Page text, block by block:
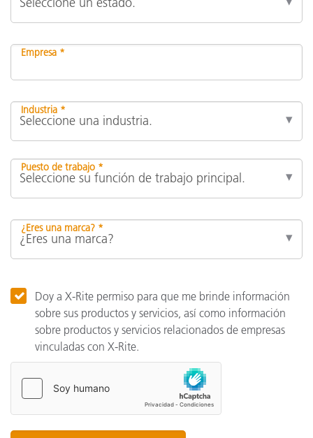
Empresa *
Industria *
Puesto de trabajo *
¿Eres una marca? *
Doy a X-Rite permiso para que me brinde información
sobre sus productos y servicios, así como información
sobre productos y servicios relacionados de empresas
vinculadas con X-Rite.